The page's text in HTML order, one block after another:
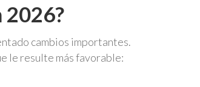
2026?
cambios importantes.
le resulte más favorable: